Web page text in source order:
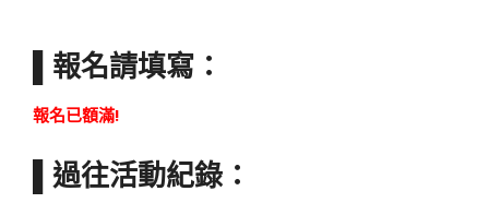
▌報名請填寫：
報名已額滿!
▌過往活動紀錄：